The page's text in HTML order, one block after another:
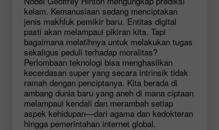
kelam. Kemanusiaan sedang menciptakan
jenis makhluk pemikir baru. Entitas digital
pasti akan melampaui pikiran kita. Tapi
bagaimana melatihnya untuk melakukan tugas
sekaligus peduli terhadap moralitas?
Perlombaan teknologi bisa menghasilkan
kecerdasan super yang secara intrinsik tidak
ramah dengan penciptanya. Kita berada di
ambang dunia baru yang aneh di mana ciptaan
melampaui kendali dan merambah setiap
aspek kehidupan—dari agama dan kedokteran
hingga pemerintahan internet global.